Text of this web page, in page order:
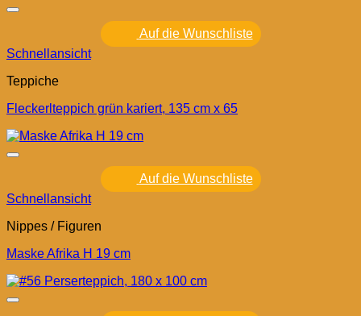
Auf die Wunschliste
Schnellansicht
Teppiche
Fleckerlteppich grün kariert, 135 cm x 65
Auf die Wunschliste
Schnellansicht
Nippes / Figuren
Maske Afrika H 19 cm